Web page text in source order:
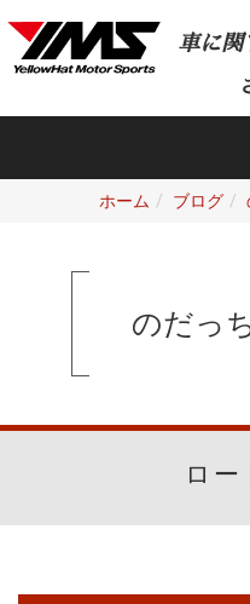
車に関
ホーム ブログ
のだっ
ロー